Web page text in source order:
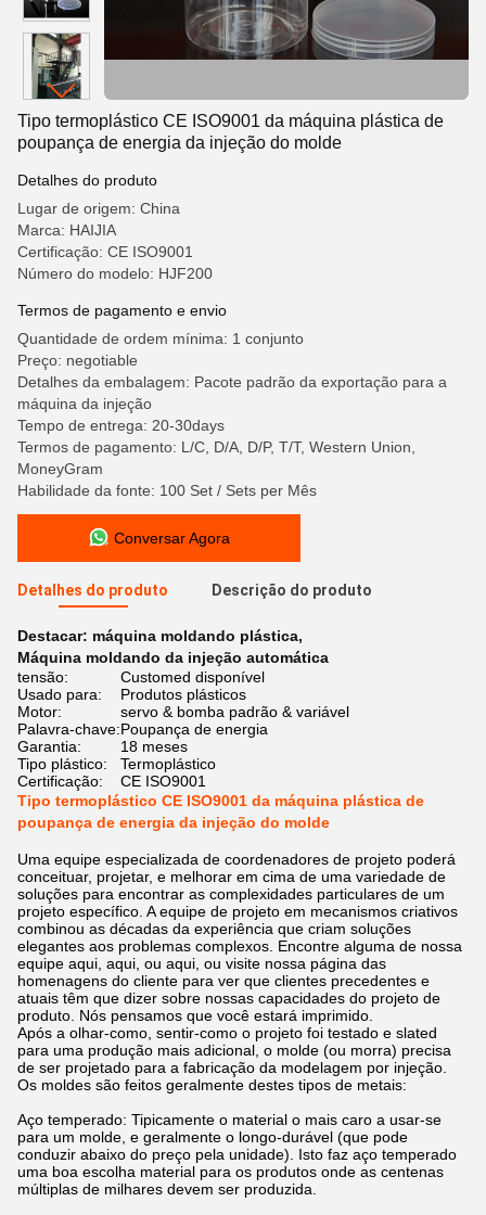
Tipo termoplástico CE ISO9001 da máquina plástica de
poupança de energia da injeção do molde
Detalhes do produto
Lugar de origem: China
Marca: HAIJIA
Certificação: CE ISO9001
Número do modelo: HJF200
Termos de pagamento e envio
Quantidade de ordem mínima: 1 conjunto
Preço: negotiable
Detalhes da embalagem: Pacote padrão da exportação para a
máquina da injeção
Tempo de entrega: 20-30days
Termos de pagamento: L/C, D/A, D/P, T/T, Western Union,
MoneyGram
Habilidade da fonte: 100 Set / Sets per Mês
Conversar Agora
Detalhes do produto Descrição do produto
Destacar: máquina moldando plástica,
Máquina moldando da injeção automática
tensão:
Customed disponível
Usado para:
Produtos plásticos
Motor:
servo & bomba padrão & variável
Palavra-chave:Poupança de energia
Garantia:
18 meses
Tipo plástico:
Termoplástico
Certificação:
CE ISO9001
Tipo termoplástico CE ISO9001 da máquina plástica de
poupança de energia da injeção do molde
Uma equipe especializada de coordenadores de projeto poderá
conceituar, projetar, e melhorar em cima de uma variedade de
soluções para encontrar as complexidades particulares de um
projeto específico. A equipe de projeto em mecanismos criativos
combinou as décadas da experiência que criam soluções
elegantes aos problemas complexos. Encontre alguma de nossa
equipe aqui, aqui, ou aqui, ou visite nossa página das
homenagens do cliente para ver que clientes precedentes e
atuais têm que dizer sobre nossas capacidades do projeto de
produto. Nós pensamos que você estará imprimido.
Após a olhar-como, sentir-como o projeto foi testado e slated
para uma produção mais adicional, o molde (ou morra) precisa
de ser projetado para a fabricação da modelagem por injeção.
Os moldes são feitos geralmente destes tipos de metais:
Aço temperado: Tipicamente o material o mais caro a usar-se
para um molde, e geralmente o longo-durável (que pode
conduzir abaixo do preço pela unidade). Isto faz aço temperado
uma boa escolha material para os produtos onde as centenas
múltiplas de milhares devem ser produzida.